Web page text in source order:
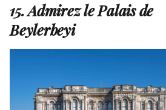
15. Admirez le Palais de
Beylerbeyi